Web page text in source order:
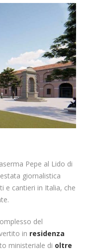
Pepe al Lido di
giornalistica
e cantieri in Italia, che
del
in residenza
ministeriale di oltre